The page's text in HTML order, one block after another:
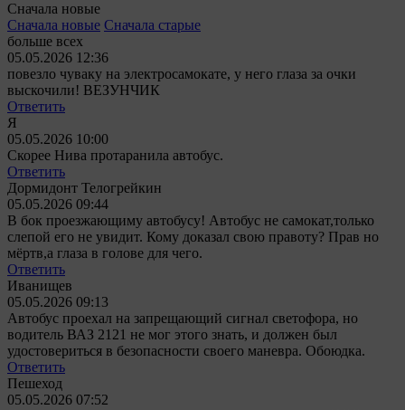
Сначала новые
Сначала новые Сначала старые
больше всех
05.05.2026 12:36
повезло чуваку на электросамокате, у него глаза за очки
выскочили! ВЕЗУНЧИК
Ответить
Я
05.05.2026 10:00
Скорее Нива протаранила автобус.
Ответить
Дормидонт Телогрейкин
05.05.2026 09:44
В бок проезжающиму автобусу! Автобус не самокат,только
слепой его не увидит. Кому доказал свою правоту? Прав но
мëртв,а глаза в голове для чего.
Ответить
Иванищев
05.05.2026 09:13
Автобус проехал на запрещающий сигнал светофора, но
водитель ВАЗ 2121 не мог этого знать, и должен был
удостовериться в безопасности своего маневра. Обоюдка.
Ответить
Пешеход
05.05.2026 07:52